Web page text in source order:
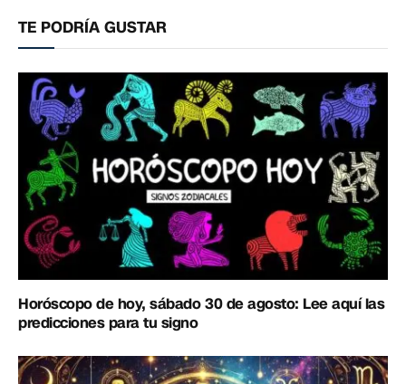
TE PODRÍA GUSTAR
Horóscopo de hoy, sábado 30 de agosto: Lee aquí las
predicciones para tu signo